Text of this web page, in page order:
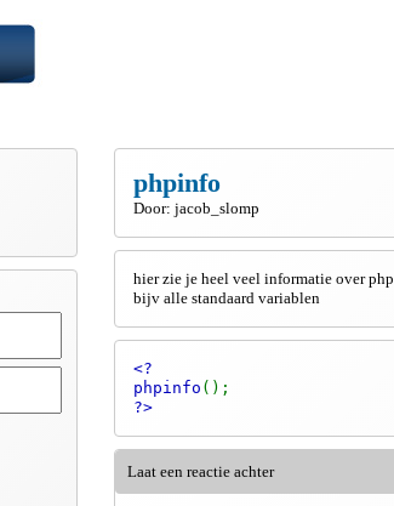
phpinfo
Door: jacob_slomp
hier zie je heel veel informatie over php
bijv alle standaard variablen
<?
phpinfo ();
?>
Laat een reactie achter